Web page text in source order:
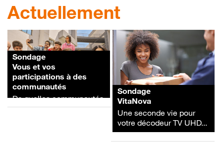
Actuellement
Sondage
Vous et vos
participations à des
communautés
De quelles communautés
êtes-vous membres ?
Sondage
VitaNova
Une seconde vie pour
votre décodeur TV UHD...